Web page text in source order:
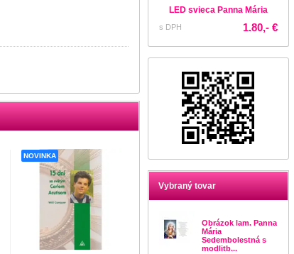
LED svieca Panna Mária
s DPH 1.80,- €
Vybraný tovar
Obrázok lam. Panna
Mária
Sedembolestná s
modlitb...
NOVINKA